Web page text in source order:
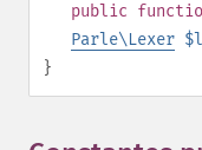
public
Parle\Lexer
}